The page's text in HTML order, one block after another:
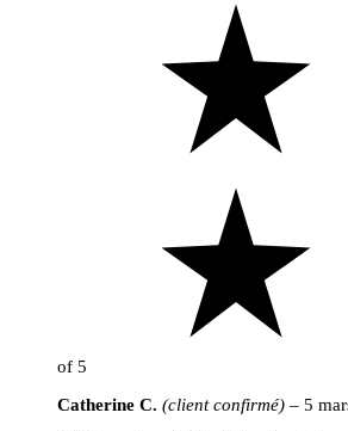
of 5
Catherine C. (client confirmé) – 5